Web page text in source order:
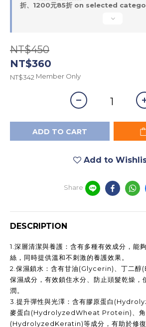
折、1200元85折 on selected
NT$450
NT$360
NT$342 Member Only
ADD TO CART
Add to
Share
DESCRIPTION
1. 深層清潔與養護：含有多種有效成分，能
絲，同時提供溫和不刺激的養護效果。
2. 保濕鎖水：含有甘油(Glycerin) 、丁二醇
保濕成分，有效鎖住水分、防止頭髮乾燥，
潤。
3. 提升彈性與光澤：含有膠原蛋白
麥蛋白 (HydrolyzedWheat Protein)
、
(HydrolyzedKeratin)等成分，有助於修